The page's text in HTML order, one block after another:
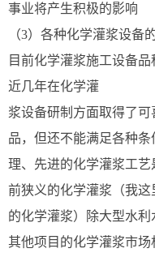
事业将产生积极的影响
（3）各种化学灌浆设备
目前化学灌浆施工设备
近几年在化学灌
浆设备研制方面取得了
品，但还不能满足各种
理、先进的化学灌浆工
前狭义的化学灌浆（我
的化学灌浆）除大型水利
其他项目的化学灌浆市